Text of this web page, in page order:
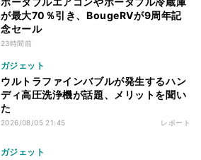
が最大70％引き、BougeRVが9周年記
念セール
23時間前
ガジェット
ウルトラファインバブルが発生するハン
ディ高圧洗浄機が話題、メリットを聞い
た
2026/08/05 21:45 レポート
ガジェット